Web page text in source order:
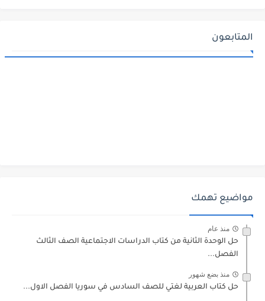
المتابعون
مواضيع تهمك
منذ عام
حل الوحدة الثانية من كتاب الدراسات الاجتماعية الصف الثالث
الفصل...
منذ بضع شهور
حل كتاب العربية لغتي للصف السادس في سوريا الفصل الاول...